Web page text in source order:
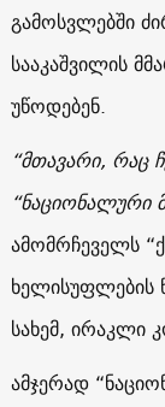
გამოსვლებში
სააკაშვილის
უწოდებენ.
“მთავარი, რაც
“ნაციონალური
ამომრჩეველს
ხელისუფლების
სახემ, ირაკლი
ამჯერად